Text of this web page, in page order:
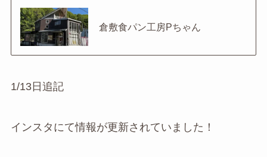
倉敷食パン工房Pちゃん
1/13日追記
インスタにて情報が更新されていました！